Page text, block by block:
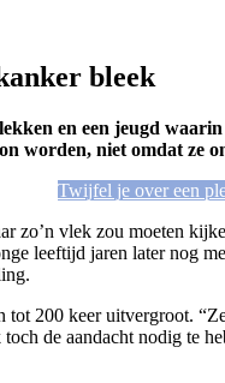
bleek
en een jeugd
worden, niet omdat
Twijfel je over een
vlek zou moeten
leeftijd jaren later nog
200 keer uitvergroot.
de aandacht nodig te